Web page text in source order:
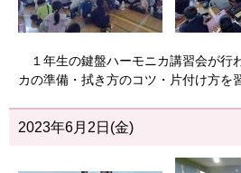
１年生の鍵盤ハーモニカ講習会が行
カの準備・拭き方のコツ・片付け方を
2023年6月2日(金)